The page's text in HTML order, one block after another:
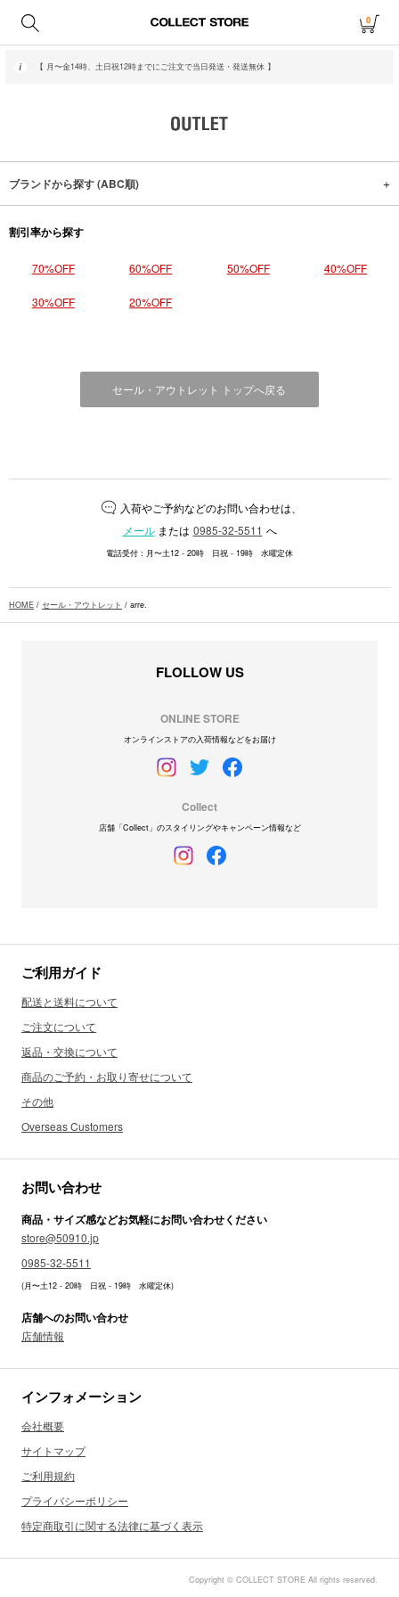
0
【 月〜金14時、土日祝12時までにご注文で当日発送・発送無休 】
ブランドから探す (ABC順)
割引率から探す
70%OFF 60%OFF 50%OFF 40%OFF
30%OFF 20%OFF
セール・アウトレット トップへ戻る
入荷やご予約などのお問い合わせは、
メールまたは 0985-32-5511 へ
電話受付：月〜土12 - 20時 日祝 - 19時 水曜定休
HOME / セール・アウトレット / arre.
FLOLLOW US
ONLINE STORE
オンラインストアの入荷情報などをお届け
Collect
店舗「Collect」のスタイリングやキャンペーン情報など
ご利用ガイド
配送と送料について
ご注文について
返品・交換について
商品のご予約・お取り寄せについて
その他
Overseas Customers
お問い合わせ
商品・サイズ感などお気軽にお問い合わせください
store@50910.jp
0985-32-5511
(月〜土12 - 20時 日祝 - 19時 水曜定休)
店舗へのお問い合わせ
店舗情報
インフォメーション
会社概要
サイトマップ
ご利用規約
プライバシーポリシー
特定商取引に関する法律に基づく表示
Copyright © COLLECT STORE All rights reserved.